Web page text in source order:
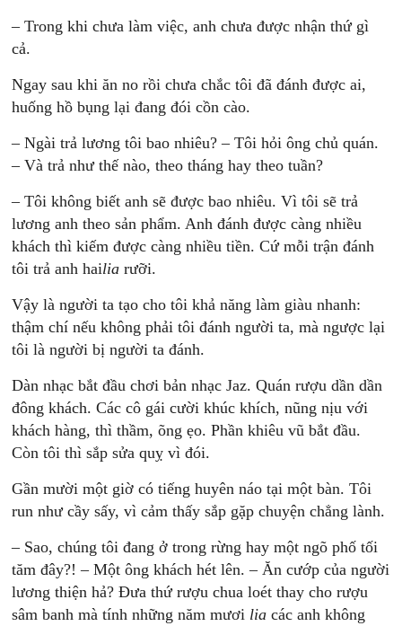
– Trong khi chưa làm việc, anh chưa được nhận thứ gì
cả.
Ngay sau khi ăn no rồi chưa chắc tôi đã đánh được ai,
huống hồ bụng lại đang đói cồn cào.
– Ngài trả lương tôi bao nhiêu? – Tôi hỏi ông chủ quán.
– Và trả như thế nào, theo tháng hay theo tuần?
– Tôi không biết anh sẽ được bao nhiêu. Vì tôi sẽ trả
lương anh theo sản phẩm. Anh đánh được càng nhiều
khách thì kiếm được càng nhiều tiền. Cứ mỗi trận đánh
tôi trả anh hailiarưỡi.
Vậy là người ta tạo cho tôi khả năng làm giàu nhanh:
thậm chí nếu không phải tôi đánh người ta, mà ngược lại
tôi là người bị người ta đánh.
Dàn nhạc bắt đầu chơi bản nhạc Jaz. Quán rượu dần dần
đông khách. Các cô gái cười khúc khích, nũng nịu với
khách hàng, thì thầm, õng ẹo. Phần khiêu vũ bắt đầu.
Còn tôi thì sắp sửa quỵ vì đói.
Gần mười một giờ có tiếng huyên náo tại một bàn. Tôi
run như cầy sấy, vì cảm thấy sắp gặp chuyện chẳng lành.
– Sao, chúng tôi đang ở trong rừng hay một ngõ phố tối
tăm đây?! – Một ông khách hét lên. – Ăn cướp của người
lương thiện hả? Đưa thứ rượu chua loét thay cho rượu
sâm banh mà tính những năm mươi liacác anh không